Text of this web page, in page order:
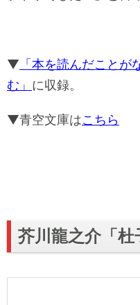
▼ 「本を読んだこと
む」 に収録。
▼青空文庫はこちら
芥川龍之介「杜